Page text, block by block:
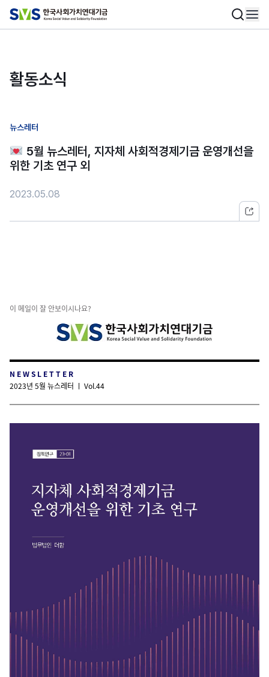
활동소식
뉴스레터
5월 뉴스레터, 지자체 사회적경제기금 운영개선을
위한 기초 연구 외
2023.05.08
이 메일이 잘 안보이시나요?
N E W S L E T T E R
2023년 5월 뉴스레터 ㅣ Vol.44